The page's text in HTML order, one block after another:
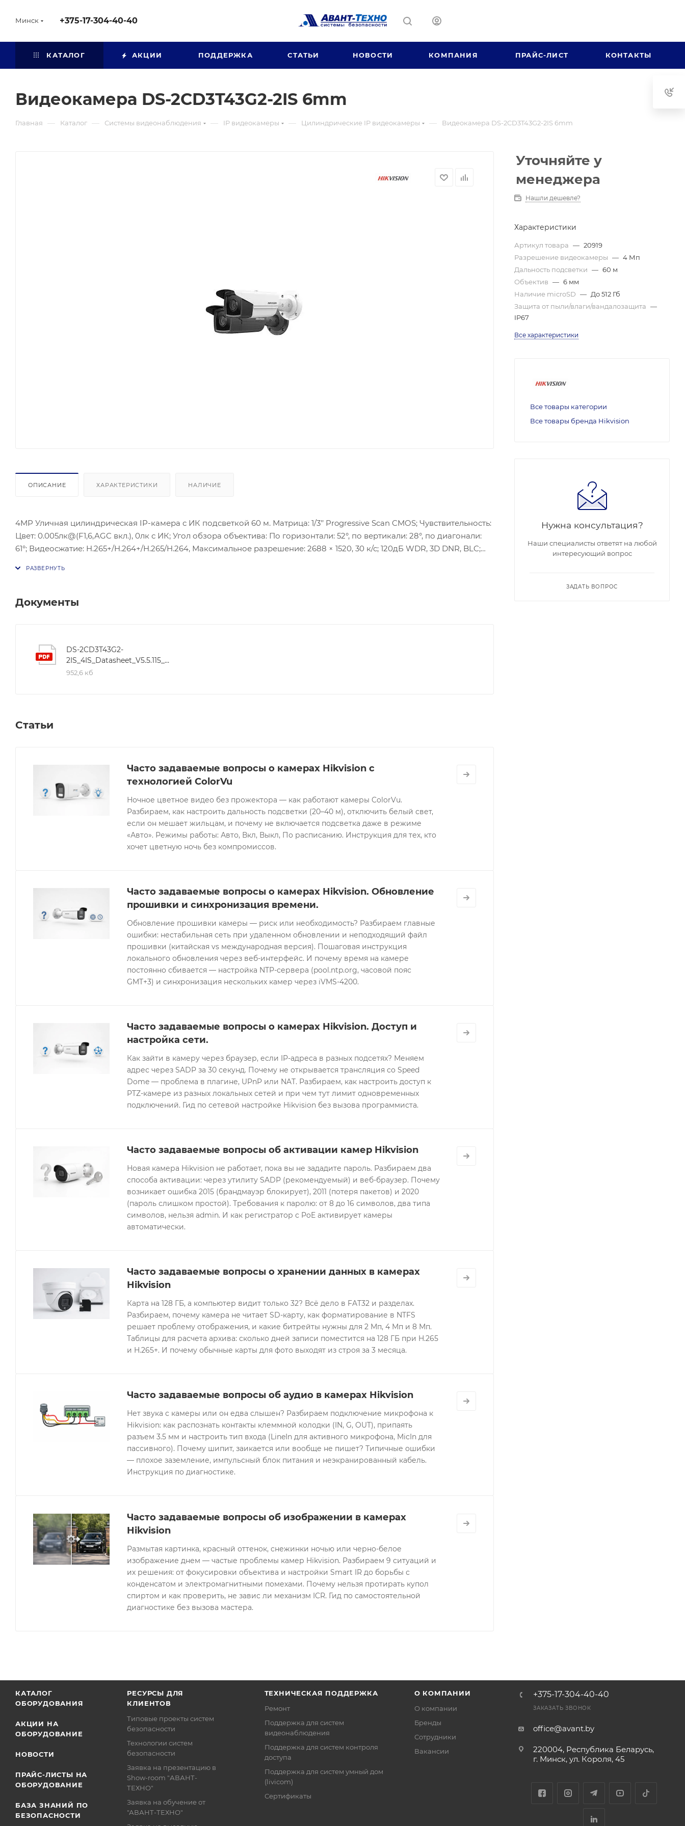
Минск +375-17-304-40-40
КАТАЛОГ АКЦИИ ПОДДЕРЖКА СТАТЬИ НОВОСТИ КОМПАНИЯ ПРАЙС-ЛИСТ КОНТАКТЫ
Видеокамера DS-2CD3T43G2-2IS 6mm
Главная — Каталог — Системы видеонаблюдения — IP видеокамеры — Цилиндрические IP видеокамеры — Видеокамера DS-2CD3T43G2-2IS 6mm
ОПИСАНИЕ ХАРАКТЕРИСТИКИ НАЛИЧИЕ
4MP Уличная цилиндрическая IP-камера с ИК подсветкой 60 м. Матрица: 1/3’’ Progressive Scan CMOS; Чувствительность:
Цвет: 0.005лк@(F1,6,AGC вкл.), 0лк с ИК; Угол обзора объектива: По горизонтали: 52°, по вертикали: 28°, по диагонали:
61°; Видеосжатие: H.265+/H.264+/H.265/H.264, Максимальное разрешение: 2688 × 1520, 30 к/с; 120дБ WDR, 3D DNR, BLC;
Защита: IP67.
Документы
DS-2CD3T43G2-
2IS_4IS_Datasheet_V5.5.115_20230302
952,6 кб
Статьи
Часто задаваемые вопросы о камерах Hikvision с
технологией ColorVu
Ночное цветное видео без прожектора — как работают камеры ColorVu.
Разбираем, как настроить дальность подсветки (20–40 м), отключить белый свет,
если он мешает жильцам, и почему не включается подсветка даже в режиме
«Авто». Режимы работы: Авто, Вкл, Выкл, По расписанию. Инструкция для тех, кто
хочет цветную ночь без компромиссов.
Часто задаваемые вопросы о камерах Hikvision. Обновление
прошивки и синхронизация времени.
Обновление прошивки камеры — риск или необходимость? Разбираем главные
ошибки: нестабильная сеть при удаленном обновлении и неподходящий файл
прошивки (китайская vs международная версия). Пошаговая инструкция
локального обновления через веб-интерфейс. И почему время на камере
постоянно сбивается — настройка NTP-сервера (pool.ntp.org, часовой пояс
GMT+3) и синхронизация нескольких камер через iVMS-4200.
Часто задаваемые вопросы о камерах Hikvision. Доступ и
настройка сети.
Как зайти в камеру через браузер, если IP-адреса в разных подсетях? Меняем
адрес через SADP за 30 секунд. Почему не открывается трансляция со Speed
Dome — проблема в плагине, UPnP или NAT. Разбираем, как настроить доступ к
PTZ-камере из разных локальных сетей и при чем тут лимит одновременных
подключений. Гид по сетевой настройке Hikvision без вызова программиста.
Часто задаваемые вопросы об активации камер Hikvision
Новая камера Hikvision не работает, пока вы не зададите пароль. Разбираем два
способа активации: через утилиту SADP (рекомендуемый) и веб-браузер. Почему
возникает ошибка 2015 (брандмауэр блокирует), 2011 (потеря пакетов) и 2020
(пароль слишком простой). Требования к паролю: от 8 до 16 символов, два типа
символов, нельзя admin. И как регистратор с PoE активирует камеры
автоматически.
Часто задаваемые вопросы о хранении данных в камерах
Hikvision
Карта на 128 ГБ, а компьютер видит только 32? Всё дело в FAT32 и разделах.
Разбираем, почему камера не читает SD-карту, как форматирование в NTFS
решает проблему отображения, и какие битрейты нужны для 2 Мп, 4 Мп и 8 Мп.
Таблицы для расчета архива: сколько дней записи поместится на 128 ГБ при H.265
и H.265+. И почему обычные карты для фото выходят из строя за 3 месяца.
Часто задаваемые вопросы об аудио в камерах Hikvision
Нет звука с камеры или он едва слышен? Разбираем подключение микрофона к
Hikvision: как распознать контакты клеммной колодки (IN, G, OUT), припаять
разъем 3.5 мм и настроить тип входа (LineIn для активного микрофона, MicIn для
пассивного). Почему шипит, заикается или вообще не пишет? Типичные ошибки
— плохое заземление, импульсный блок питания и неэкранированный кабель.
Инструкция по диагностике.
Часто задаваемые вопросы об изображении в камерах
Hikvision
Размытая картинка, красный оттенок, снежинки ночью или черно-белое
изображение днем — частые проблемы камер Hikvision. Разбираем 9 ситуаций и
их решения: от фокусировки объектива и настройки Smart IR до борьбы с
конденсатом и электромагнитными помехами. Почему нельзя протирать купол
спиртом и как проверить, не завис ли механизм ICR. Гид по самостоятельной
диагностике без вызова мастера.
Уточняйте у
менеджера
Нашли дешевле?
Характеристики
Артикул товара — 20919
Разрешение видеокамеры — 4 Мп
Дальность подсветки — 60 м
Объектив — 6 мм
Наличие microSD — До 512 Гб
Защита от пыли/влаги/вандалозащита —
IP67
Все характеристики
Все товары категории
Все товары бренда Hikvision
Нужна консультация?
Наши специалисты ответят на любой
интересующий вопрос
ЗАДАТЬ ВОПРОС
КАТАЛОГ
ОБОРУДОВАНИЯ
АКЦИИ НА
ОБОРУДОВАНИЕ
НОВОСТИ
ПРАЙС-ЛИСТЫ НА
ОБОРУДОВАНИЕ
БАЗА ЗНАНИЙ ПО
БЕЗОПАСНОСТИ
РЕСУРСЫ ДЛЯ
КЛИЕНТОВ
Типовые проекты систем
безопасности
Технологии систем
безопасности
Заявка на презентацию в
Show-room "АВАНТ-
ТЕХНО"
Заявка на обучение от
"АВАНТ-ТЕХНО"
ТЕХНИЧЕСКАЯ ПОДДЕРЖКА
Ремонт
Поддержка для систем
видеонаблюдения
Поддержка для систем контроля
доступа
Поддержка для систем умный дом
(livicom)
Сертификаты
О КОМПАНИИ
О компании
Бренды
Сотрудники
Вакансии
+375-17-304-40-40
ЗАКАЗАТЬ ЗВОНОК
office@avant.by
220004, Республика Беларусь,
г. Минск, ул. Короля, 45